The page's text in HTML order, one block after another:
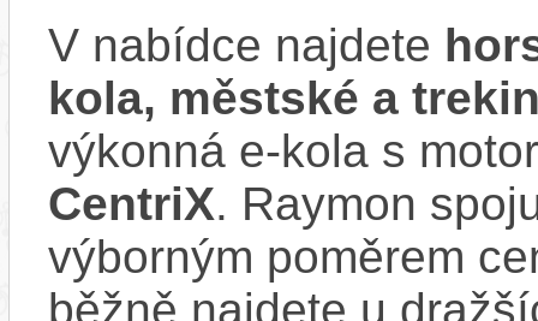
V nabídce najdete
kola, městské a
výkonná e‑kola s
CentriX. Raymon
výborným poměrem
běžně najdete u